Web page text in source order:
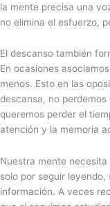
la mente precisa una
no elimina el esfuerzo,
El descanso también
En ocasiones
menos. Esto en las
descansa, no
queremos perder el
atención y la memoria
Nuestra mente
solo por seguir
información. A veces